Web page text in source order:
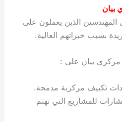
بيان
الذين يعملون على
بسبب خبراتهم العالية.
بيان على :
تكييف مركزية مدمجة.
للمشاريع التي تهتم